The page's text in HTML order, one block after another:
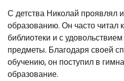
С детства Николай проявлял
образованию. Он часто читал
библиотеки и с
предметы. Благодаря своей
обучению, он поступил в
образование.